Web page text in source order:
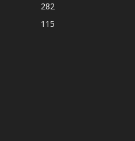
282
115